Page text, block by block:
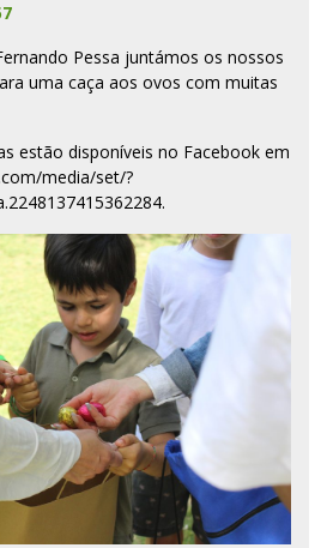
Pessa juntámos os nossos
uma caça aos ovos com muitas
estão disponíveis no Facebook em
media/set/?
.